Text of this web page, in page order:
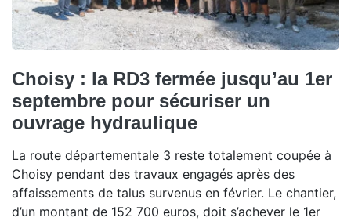
Choisy : la RD3 fermée jusqu’au 1er
septembre pour sécuriser un
ouvrage hydraulique
La route départementale 3 reste totalement coupée à
Choisy pendant des travaux engagés après des
affaissements de talus survenus en février. Le chantier,
d’un montant de 152 700 euros, doit s’achever le 1er